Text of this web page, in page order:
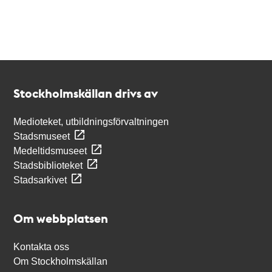
Stockholmskällan drivs av
Medioteket, utbildningsförvaltningen
Stadsmuseet
Medeltidsmuseet
Stadsbiblioteket
Stadsarkivet
Om webbplatsen
Kontakta oss
Om Stockholmskällan